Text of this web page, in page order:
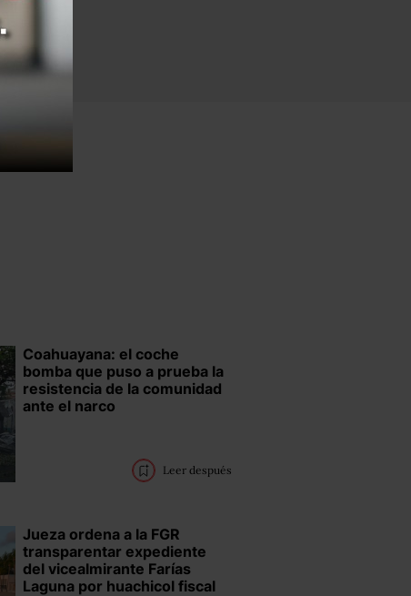
Coahuayana: el coche
bomba que puso a prueba la
resistencia de la comunidad
ante el narco
Leer después
Jueza ordena a la FGR
transparentar expediente
del vicealmirante Farías
Laguna por huachicol fiscal